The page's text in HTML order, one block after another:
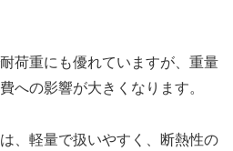
荷重にも優れていますが、重量
への影響が大きくなります。
、軽量で扱いやすく、断熱性の